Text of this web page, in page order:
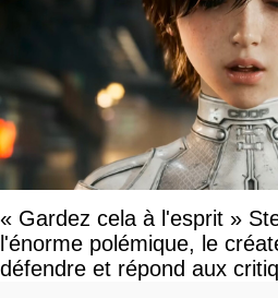
« Gardez cela à l'esprit »
l'énorme polémique, le
défendre et répond aux